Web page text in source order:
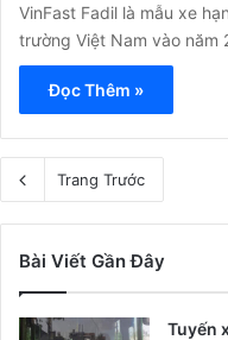
VinFast Fadil là mẫu xe
trường Việt Nam vào năm
Đọc Thêm »
Trang Trước
Bài Viết Gần Đây
Tuyến